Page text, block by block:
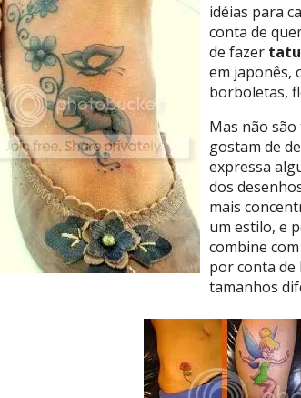
idéias para
conta de
de fazer
em japonês,
borboletas,
Mas não
gostam de
expressa
dos
mais
um estilo, e
combine com
por conta
tamanhos